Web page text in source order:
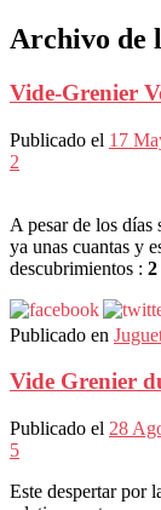
Archivo de
Vide-Grenier
Publicado el 17
2
A pesar de los días
ya unas cuantas y
descubrimientos :
Publicado en
Vide Grenier
Publicado el 28
5
Este despertar por